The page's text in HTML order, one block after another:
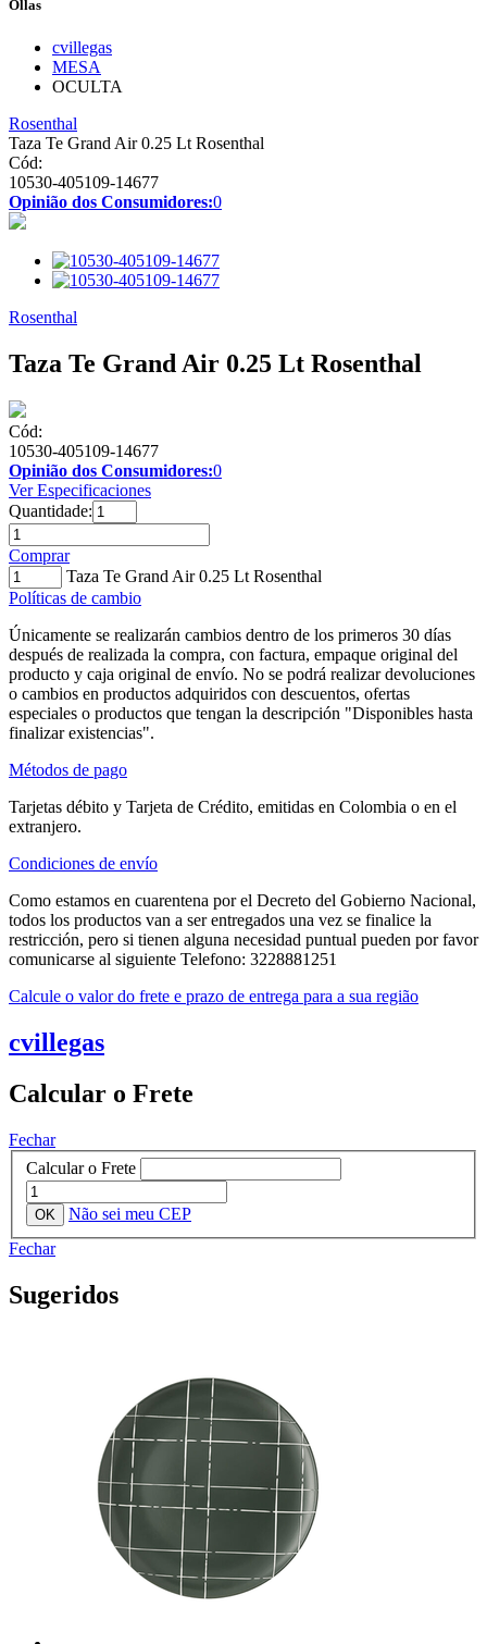
Ollas
cvillegas
MESA
OCULTA
Rosenthal
Taza Te Grand Air 0.25 Lt Rosenthal
Cód:
10530-405109-14677
Opinião dos Consumidores:0
Rosenthal
Taza Te Grand Air 0.25 Lt Rosenthal
Cód:
10530-405109-14677
Opinião dos Consumidores:0
Ver Especificaciones
Quantidade:
Comprar
Taza Te Grand Air 0.25 Lt Rosenthal
Políticas de cambio
Únicamente se realizarán cambios dentro de los primeros 30 días
después de realizada la compra, con factura, empaque original del
producto y caja original de envío. No se podrá realizar devoluciones
o cambios en productos adquiridos con descuentos, ofertas
especiales o productos que tengan la descripción "Disponibles hasta
finalizar existencias".
Métodos de pago
Tarjetas débito y Tarjeta de Crédito, emitidas en Colombia o en el
extranjero.
Condiciones de envío
Como estamos en cuarentena por el Decreto del Gobierno Nacional,
todos los productos van a ser entregados una vez se finalice la
restricción, pero si tienen alguna necesidad puntual pueden por favor
comunicarse al siguiente Telefono: 3228881251
Calcule o valor do frete e prazo de entrega para a sua região
cvillegas
Calcular o Frete
Fechar
Calcular o Frete
Não sei meu CEP
Fechar
Sugeridos